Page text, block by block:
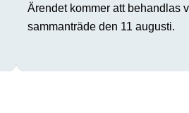
Ärendet kommer att behandlas
sammanträde den 11 augusti.